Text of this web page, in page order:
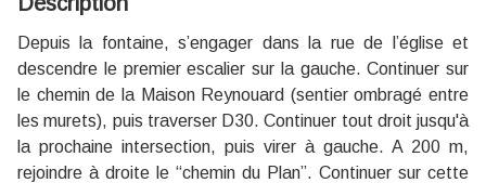
Depuis la fontaine, s’engager dans la rue de l’église et
descendre le premier escalier sur la gauche. Continuer sur
le chemin de la Maison Reynouard (sentier ombragé entre
les murets), puis traverser D30. Continuer tout droit jusqu'à
la prochaine intersection, puis virer à gauche. A 200 m,
rejoindre à droite le “chemin du Plan”. Continuer sur cette